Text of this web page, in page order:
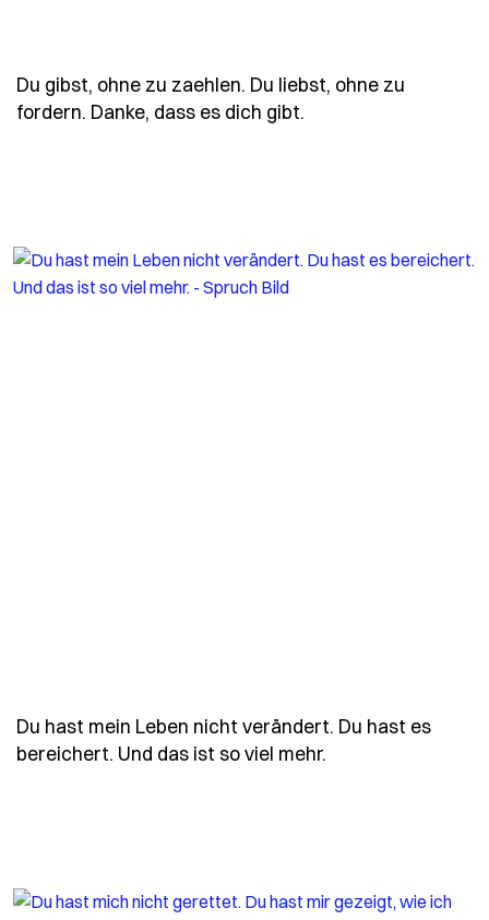
Du gibst, ohne zu zaehlen. Du liebst, ohne zu
fordern. Danke, dass es dich gibt.
Du hast mein Leben nicht verändert. Du hast es
bereichert. Und das ist so viel mehr.